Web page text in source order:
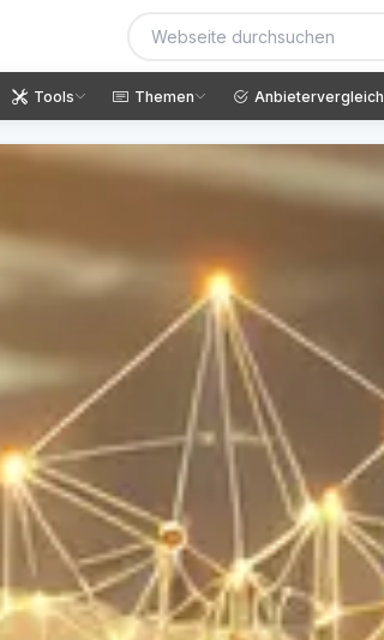
Tools Themen Anbietervergleich